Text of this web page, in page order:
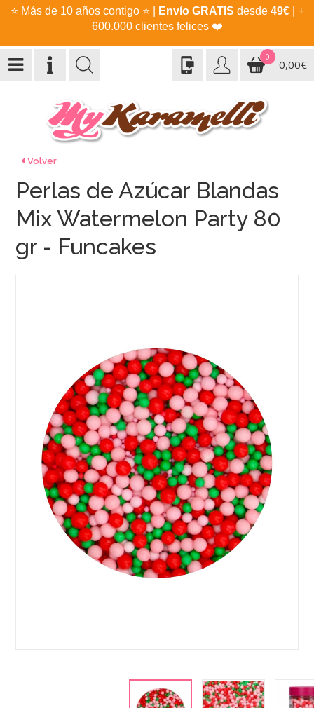
⭐ Más de 10 años contigo ⭐ Envío GRATIS desde 49€| +
600.000 clientes felices ❤️
0
0,00€
Volver
Perlas de Azúcar Blandas
Mix Watermelon Party 80
gr - Funcakes